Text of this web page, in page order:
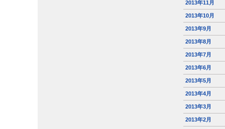
2013年11月
2013年10月
2013年9月
2013年8月
2013年7月
2013年6月
2013年5月
2013年4月
2013年3月
2013年2月